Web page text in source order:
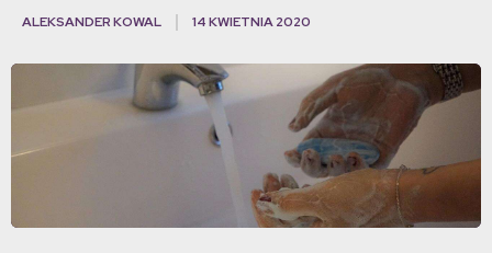
ALEKSANDER KOWAL 14 KWIETNIA 2020